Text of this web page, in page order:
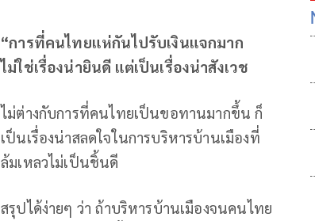
“การที่คนไทยแห่กันไปรับเงินแจกมาก
ไม่ใช่เรื่องน่ายินดี แต่เป็นเรื่องน่าสังเวช
ไม่ต่างกับการที่คนไทยเป็นขอทานมากขึ้น ก็
เป็นเรื่องน่าสลดใจในการบริหารบ้านเมืองที่
ล้มเหลวไม่เป็นชิ้นดี
สรุปได้ง่ายๆ ว่า ถ้าบริหารบ้านเมืองจนคนไทย